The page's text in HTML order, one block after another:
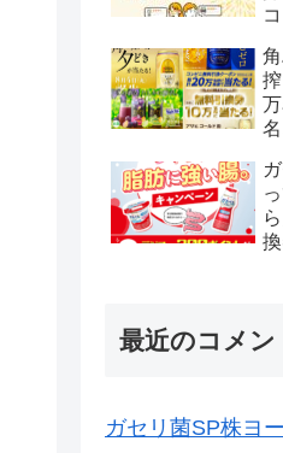
最近のコメン
ガセリ菌SP株ヨ